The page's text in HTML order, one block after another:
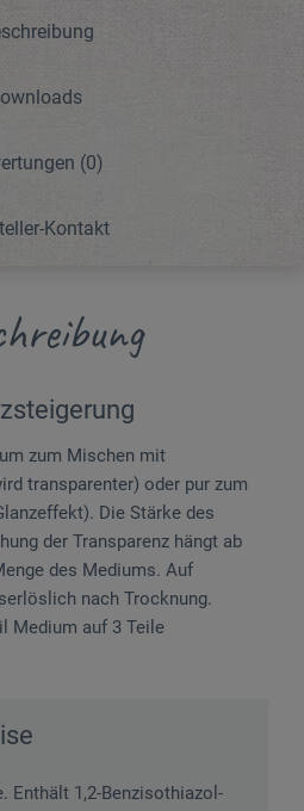
(0)
Kontakt
zum Mischen mit
transparenter) oder pur zum
Die Stärke des
der Transparenz hängt ab
des Mediums. Auf
nach Trocknung.
Medium auf 3 Teile
Enthält 1,2-Benzisothiazol-